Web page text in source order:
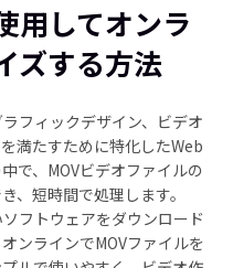
用してオンラ
ズする方法
フィックデザイン、ビデオ
満たすために特化したWeb
で、MOVビデオファイルの
、短時間で処理します。
フトウェアをダウンロード
ンラインでMOVファイルを